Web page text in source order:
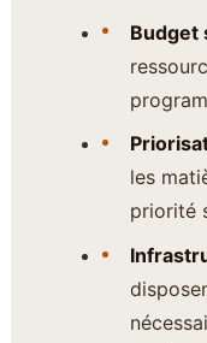
Budget
les
priorité